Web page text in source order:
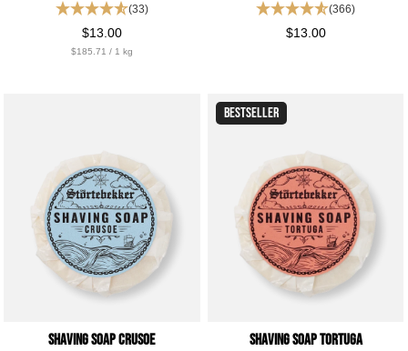
(33)
$13.00
$185.71 / 1 kg
(366)
$13.00
Shaving Soap Crusoe
BESTSELLER
Shaving Soap Tortuga